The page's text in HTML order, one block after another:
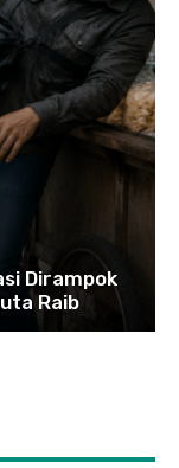
Dirampok
Raib